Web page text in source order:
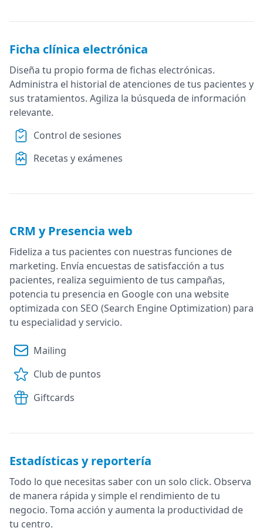
Ficha clínica electrónica
Diseña tu propio forma de fichas electrónicas.
Administra el historial de atenciones de tus pacientes y
sus tratamientos. Agiliza la búsqueda de información
relevante.
Control de sesiones
Recetas y exámenes
CRM y Presencia web
Fideliza a tus pacientes con nuestras funciones de
marketing. Envía encuestas de satisfacción a tus
pacientes, realiza seguimiento de tus campañas,
potencia tu presencia en Google con una website
optimizada con SEO (Search Engine Optimization) para
tu especialidad y servicio.
Mailing
Club de puntos
Giftcards
Estadísticas y reportería
Todo lo que necesitas saber con un solo click. Observa
de manera rápida y simple el rendimiento de tu
negocio. Toma acción y aumenta la productividad de
tu centro.